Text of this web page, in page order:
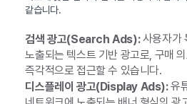
같습니다.
검색 광고(Search Ads):사용자가
노출되는 텍스트 기반 광고로, 구매
즉각적으로 접근할 수 있습니다.
디스플레이 광고(Display Ads):유